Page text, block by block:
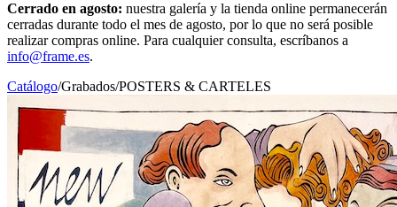
Cerrado en agosto: nuestra galería y la tienda online permanecerán
cerradas durante todo el mes de agosto, por lo que no será posible
realizar compras online. Para cualquier consulta, escríbanos a
info@frame.es.
Catálogo/Grabados/POSTERS & CARTELES